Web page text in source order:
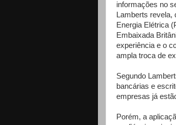
informações no
Lamberts revela,
Energia Elétrica
Embaixada
experiência e o
ampla troca de
Segundo
bancárias e
empresas já
Porém, a